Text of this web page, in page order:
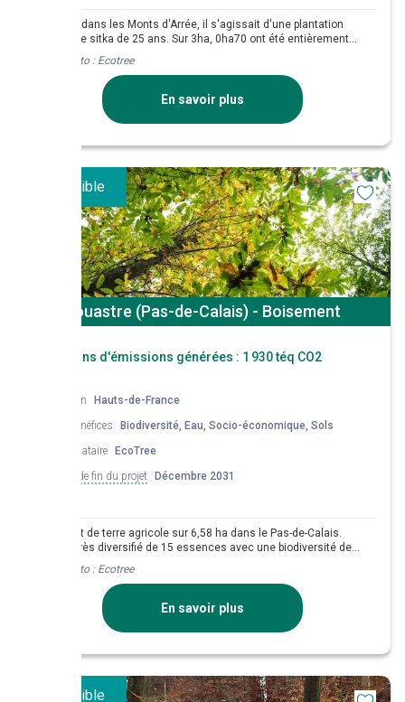
A Leuhan, dans les Monts d'Arrée, il s'agissait d'une plantation
d'épicéa de sitka de 25 ans. Sur 3ha, 0ha70 ont été entièrement
balayés par la tempête Ciaran en novembre 2023. Les terrains assez
humides se trouvaient sur le couloir de la tempête et cela a facilité le
chablis. Les plantations vont avoir lieu en hiver 2026/2027 en
diversifiant l'épicéa de sitka avec d'autres essences (thuya plicata)
Crédit photo : Ecotree
En savoir plus
Disponible
Souastre (Pas-de-Calais) - Boisement
Réductions d'émissions générées : 1 930 téq CO2
Région
Hauts-de-France
Co-bénéfices
Biodiversité, Eau, Socio-économique, Sols
Mandataire
EcoTree
Date de fin du projet
Décembre 2031
Boisement de terre agricole sur 6,58 ha dans le Pas-de-Calais.
Mélange très diversifié de 15 essences avec une biodiversité de
Crédit photo : Ecotree
En savoir plus
Disponible